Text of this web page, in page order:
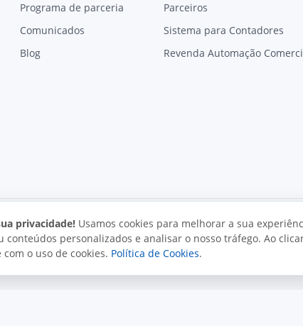
Programa de parceria
Comunicados
Blog
Parceiros
Sistema para Contadores
Revenda Automação
privacidade! Usamos cookies para melhorar a sua
conteúdos personalizados e analisar o nosso tráfego. Ao
o uso de cookies. Política de Cookies.
privacidade Uso aceitável
Direitos autorais
Todos os direitos reservados.